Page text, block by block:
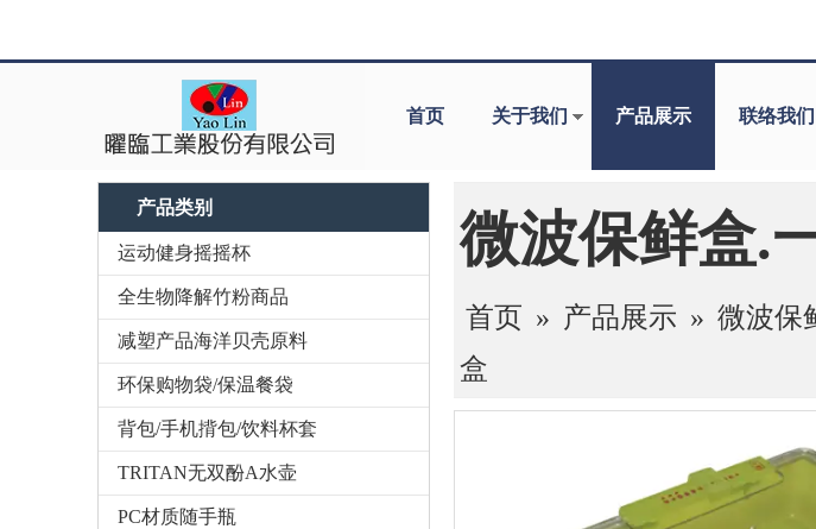
首页 关于我们 产品展示 联络我们
产品类别
运动健身摇摇杯
全生物降解竹粉商品
减塑产品海洋贝壳原料
环保购物袋/保温餐袋
背包/手机揹包/饮料杯套
TRITAN无双酚A水壶
PC材质随手瓶
微波保鲜盒.
首页 » 产品展示 » 微波保
盒